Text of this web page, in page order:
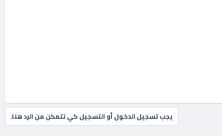
يجب تسجيل الدخول أو التسجيل كي تتمكن من الرد هنا.